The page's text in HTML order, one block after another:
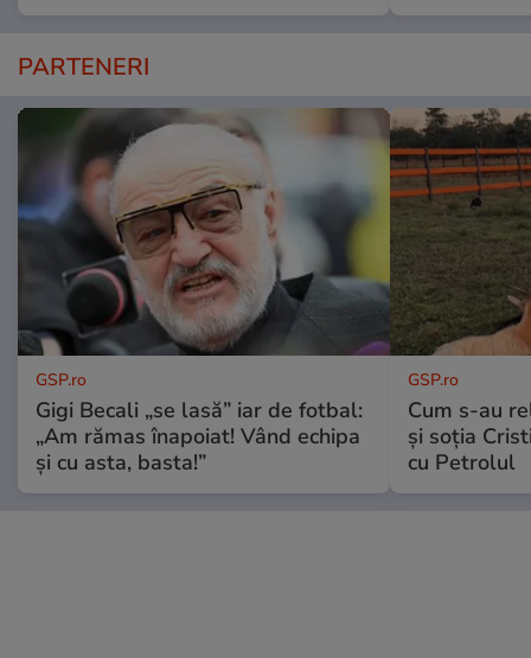
PARTENERI
GSP.ro
Gigi Becali „se lasă” iar de fotbal:
„Am rămas înapoiat! Vând echipa
și cu asta, basta!”
GSP.ro
Cum s-au
și soția
cu Petrolul